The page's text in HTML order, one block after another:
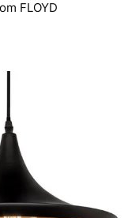
FLOYD